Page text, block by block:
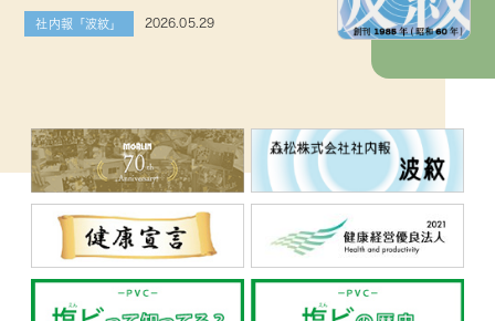
社内報「波紋」 2026.05.29